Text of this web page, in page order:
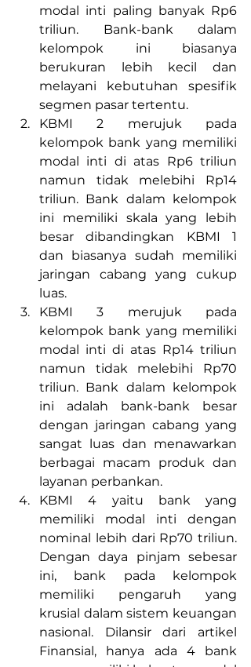
modal inti paling banyak Rp6
triliun. Bank-bank dalam
kelompok ini biasanya
berukuran lebih kecil dan
melayani kebutuhan spesifik
segmen pasar tertentu.
KBMI 2 merujuk pada
kelompok bank yang memiliki
modal inti di atas Rp6 triliun
namun tidak melebihi Rp14
triliun. Bank dalam kelompok
ini memiliki skala yang lebih
besar dibandingkan KBMI 1
dan biasanya sudah memiliki
jaringan cabang yang cukup
luas.
KBMI 3 merujuk pada
kelompok bank yang memiliki
modal inti di atas Rp14 triliun
namun tidak melebihi Rp70
triliun. Bank dalam kelompok
ini adalah bank-bank besar
dengan jaringan cabang yang
sangat luas dan menawarkan
berbagai macam produk dan
layanan perbankan.
KBMI 4 yaitu bank yang
memiliki modal inti dengan
nominal lebih dari Rp70 triliun.
Dengan daya pinjam sebesar
ini, bank pada kelompok
memiliki pengaruh yang
krusial dalam sistem keuangan
nasional. Dilansir dari artikel
Finansial, hanya ada 4 bank